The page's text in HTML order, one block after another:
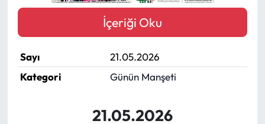
İçeriği Oku
Sayı
21.05.2026
Kategori
Günün Manşeti
21.05.2026
TARIM
TURİZM
YAŞAM